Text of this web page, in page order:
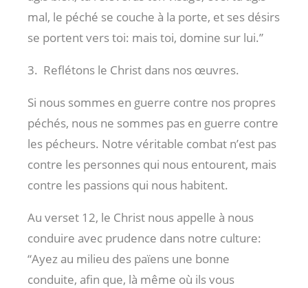
mal, le péché se couche à la porte, et ses désirs
se portent vers toi: mais toi, domine sur lui.”
3. Reflétons le Christ dans nos œuvres.
Si nous sommes en guerre contre nos propres
péchés, nous ne sommes pas en guerre contre
les pécheurs. Notre véritable combat n’est pas
contre les personnes qui nous entourent, mais
contre les passions qui nous habitent.
Au verset 12, le Christ nous appelle à nous
conduire avec prudence dans notre culture:
“Ayez au milieu des païens une bonne
conduite, afin que, là même où ils vous